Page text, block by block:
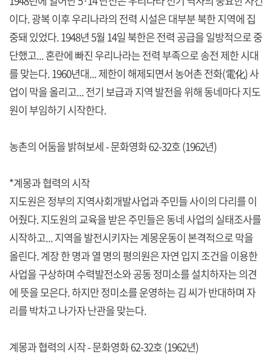
이다. 광복 이후 우리나라의 전력 시설은 대부분 북한 지역에 집
중돼 있었다. 1948년 5월 14일 북한은 전력 공급을 일방적으로 중
단했고... 혼란에 빠진 우리나라는 전력 부족으로 송전 제한 시대
를 맞는다. 1960년대... 제한이 해제되면서 농어촌 전화(電化) 사
업이 막을 올리고... 전기 보급과 지역 발전을 위해 동네마다 지도
원이 부임하기 시작한다.
농촌의 어둠을 밝혀보세 - 문화영화 62-32호 (1962년)
*계몽과 협력의 시작
지도원은 정부의 지역사회개발사업과 주민들 사이의 다리를 이
어줬다. 지도원의 교육을 받은 주민들은 동네 사업의 실태조사를
시작하고... 지역을 발전시키자는 계몽운동이 본격적으로 막을
올린다. 계장 한 명과 열 명의 평의원은 자연 입지 조건을 이용한
사업을 구상하며 수력발전소와 공동 정미소를 설치하자는 의견
에 뜻을 모은다. 하지만 정미소를 운영하는 김 씨가 반대하며 자
리를 박차고 나가자 난관을 맞는다.
계몽과 협력의 시작 - 문화영화 62-32호 (1962년)